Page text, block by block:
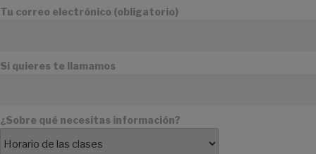
Tu correo electrónico (obligatorio)
Si quieres te llamamos
¿Sobre qué necesitas información?